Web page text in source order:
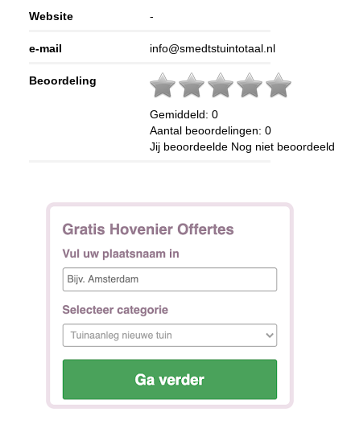
Website -
e-mail info@smedtstuintotaal.nl
Beoordeling
Gemiddeld:0
Aantal beoordelingen:0
Jij beoordeelde Nog niet beoordeeld